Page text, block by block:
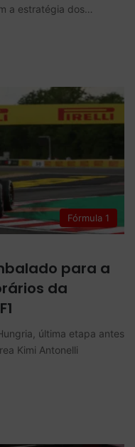
a estratégia dos…
Fórmula 1
para a
da
última etapa antes
Kimi Antonelli